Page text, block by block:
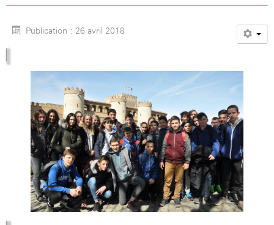
Publication : 26 avril 2018